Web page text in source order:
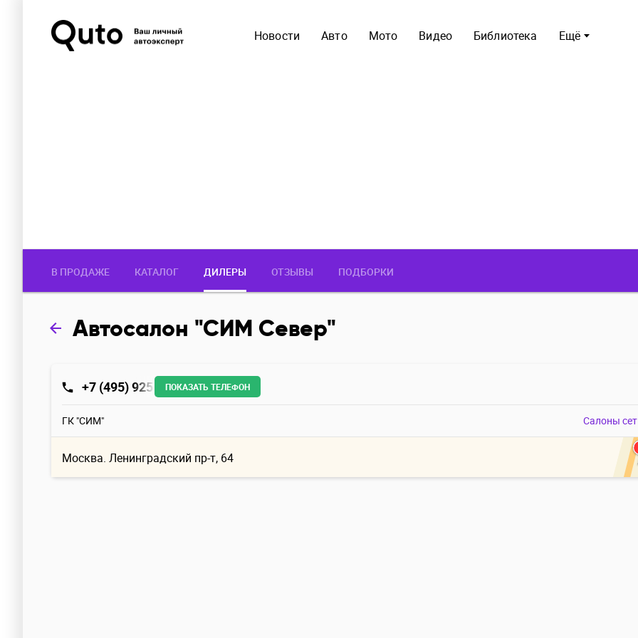
Ещё
Новости Авто Мото Видео Библиотека
В ПРОДАЖЕ КАТАЛОГ ДИЛЕРЫ ОТЗЫВЫ ПОДБОРКИ
Автосалон "СИМ Север"
+7 (495) 925 ПОКАЗАТЬ ТЕЛЕФОН
ГК "СИМ" Салоны
Москва. Ленинградский пр-т, 64